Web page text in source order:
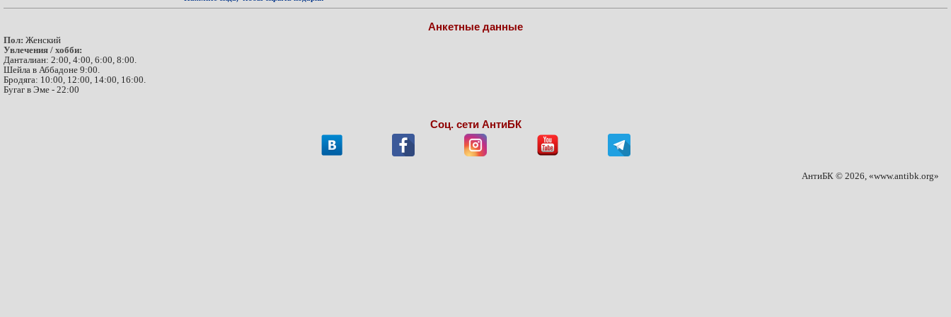
Анкетные данные
Пол: Женский
Увлечения / хобби:
Данталиан: 2:00, 4:00, 6:00, 8:00.
Шейла в Аббадоне 9:00.
Бродяга: 10:00, 12:00, 14:00, 16:00.
Бугаг в Эме - 22:00
Соц. сети АнтиБК
АнтиБК © 2026, «www.antibk.org»